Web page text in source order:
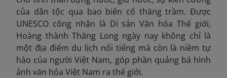
của dân tộc qua bao biến cố thăng trầm. Được
UNESCO công nhận là Di sản Văn hóa Thế giới,
Hoàng thành Thăng Long ngày nay không chỉ là
một địa điểm du lịch nổi tiếng mà còn là niềm tự
hào của người Việt Nam, góp phần quảng bá hình
ảnh văn hóa Việt Nam ra thế giới.